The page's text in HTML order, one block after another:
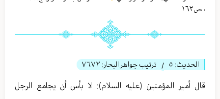
، ص١٦٢
الحديث: ٥ / ترتيب جواهر البحار: ٧٦٧٢
قال أمير المؤمنين (عليه السلام): لا بأس أن يجامع الرجل